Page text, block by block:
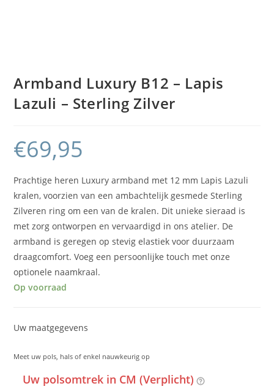
Armband Luxury B12 – Lapis
Lazuli – Sterling Zilver
€69,95
Prachtige heren Luxury armband met 12 mm Lapis Lazuli
kralen, voorzien van een ambachtelijk gesmede Sterling
Zilveren ring om een van de kralen. Dit unieke sieraad is
met zorg ontworpen en vervaardigd in ons atelier. De
armband is geregen op stevig elastiek voor duurzaam
draagcomfort. Voeg een persoonlijke touch met onze
optionele naamkraal.
Op voorraad
Uw maatgegevens
Meet uw pols, hals of enkel nauwkeurig op
Uw polsomtrek in CM (Verplicht)